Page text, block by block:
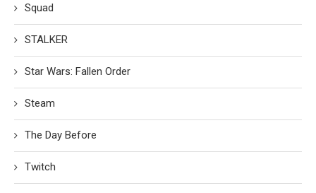
Squad
STALKER
Star Wars: Fallen Order
Steam
The Day Before
Twitch